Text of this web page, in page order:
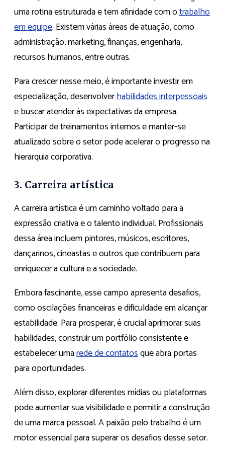
uma rotina estruturada e tem afinidade com otrabalho
em equipe. Existem várias áreas de atuação, como
administração, marketing, finanças, engenharia,
recursos humanos, entre outras.
Para crescer nesse meio, é importante investir em
especialização, desenvolverhabilidades interpessoais
e buscar atender às expectativas da empresa.
Participar de treinamentos internos e manter-se
atualizado sobre o setor pode acelerar o progresso na
hierarquia corporativa.
3. Carreira artística
A carreira artística é um caminho voltado para a
expressão criativa e o talento individual. Profissionais
dessa área incluem pintores, músicos, escritores,
dançarinos, cineastas e outros que contribuem para
enriquecer a cultura e a sociedade.
Embora fascinante, esse campo apresenta desafios,
como oscilações financeiras e dificuldade em alcançar
estabilidade. Para prosperar, é crucial aprimorar suas
habilidades, construir um portfólio consistente e
estabelecer umarede de contatosque abra portas
para oportunidades.
Além disso, explorar diferentes mídias ou plataformas
pode aumentar sua visibilidade e permitir a construção
de uma marca pessoal. A paixão pelo trabalho é um
motor essencial para superar os desafios desse setor.